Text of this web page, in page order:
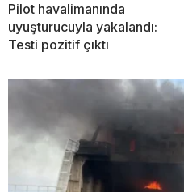
Pilot havalimanında
uyuşturucuyla yakalandı:
Testi pozitif çıktı